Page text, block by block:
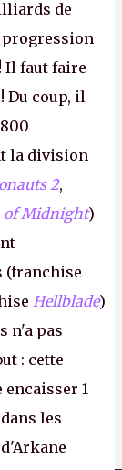
de
progression
Il faut faire
Du coup, il
la division
2,
of Midnight)
(franchise
Hellblade)
n'a pas
: cette
1
les